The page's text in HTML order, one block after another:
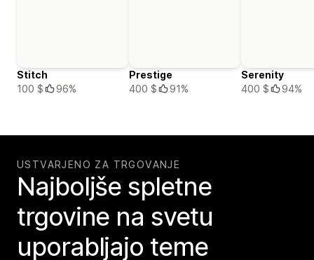
Stitch
100 $
96%
Prestige
400 $
91%
Serenity
400 $
94%
USTVARJENO ZA TRGOVANJE
Najboljše spletne
trgovine na svetu
uporabljajo teme